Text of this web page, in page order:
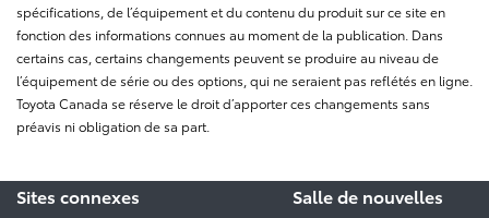
spécifications, de l’équipement et du contenu du produit sur ce site en
fonction des informations connues au moment de la publication. Dans
certains cas, certains changements peuvent se produire au niveau de
l’équipement de série ou des options, qui ne seraient pas reflétés en ligne.
Toyota Canada se réserve le droit d’apporter ces changements sans
préavis ni obligation de sa part.
Sites connexes
Salle de nouvelles